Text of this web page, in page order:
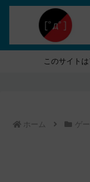
このサイト
ホーム ゲ